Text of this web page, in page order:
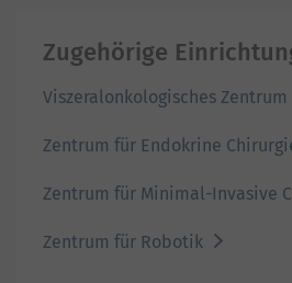
Zugehörige
Viszeralonkologisches Zentrum
Zentrum für Endokrine
Zentrum für Minimal-Invasive
Zentrum für Robotik